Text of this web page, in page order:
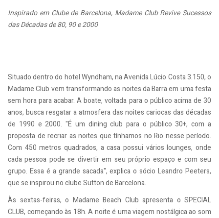
Inspirado em Clube de Barcelona, Madame Club Revive Sucessos
das Décadas de 80, 90 e 2000
Situado dentro do hotel Wyndham, na Avenida Lúcio Costa 3.150, o
Madame Club vem transformando as noites da Barra em uma festa
sem hora para acabar. A boate, voltada para o público acima de 30
anos, busca resgatar a atmosfera das noites cariocas das décadas
de 1990 e 2000. "É um dining club para o público 30+, com a
proposta de recriar as noites que tínhamos no Rio nesse período.
Com 450 metros quadrados, a casa possui vários lounges, onde
cada pessoa pode se divertir em seu próprio espaço e com seu
grupo. Essa é a grande sacada", explica o sócio Leandro Peeters,
que se inspirou no clube Sutton de Barcelona.
Às sextas-feiras, o Madame Beach Club apresenta o SPECIAL
CLUB, começando às 18h. A noite é uma viagem nostálgica ao som